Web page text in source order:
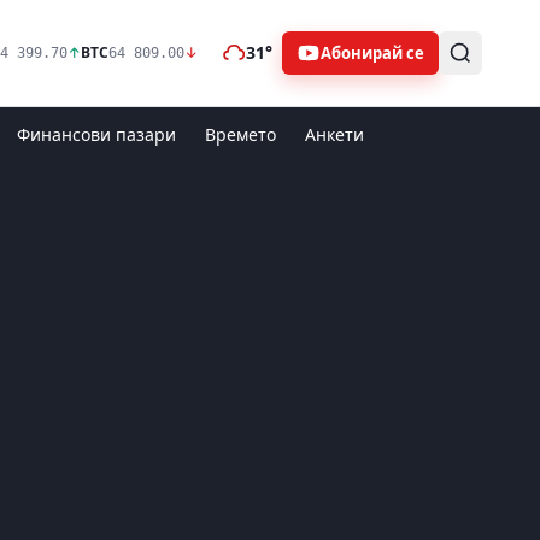
4 399.70↑BTC64 809.00↓ 31° Абонирай се
Финансови пазари Времето Анкети